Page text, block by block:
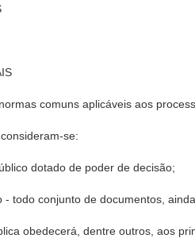
comuns aplicáveis aos
se:
dotado de poder de decisão;
- todo conjunto de documentos,
obedecerá, dentre outros, aos